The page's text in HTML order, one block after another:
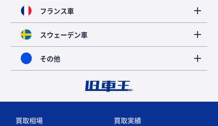
フランス車
スウェーデン車
その他
買取相場 買取実績